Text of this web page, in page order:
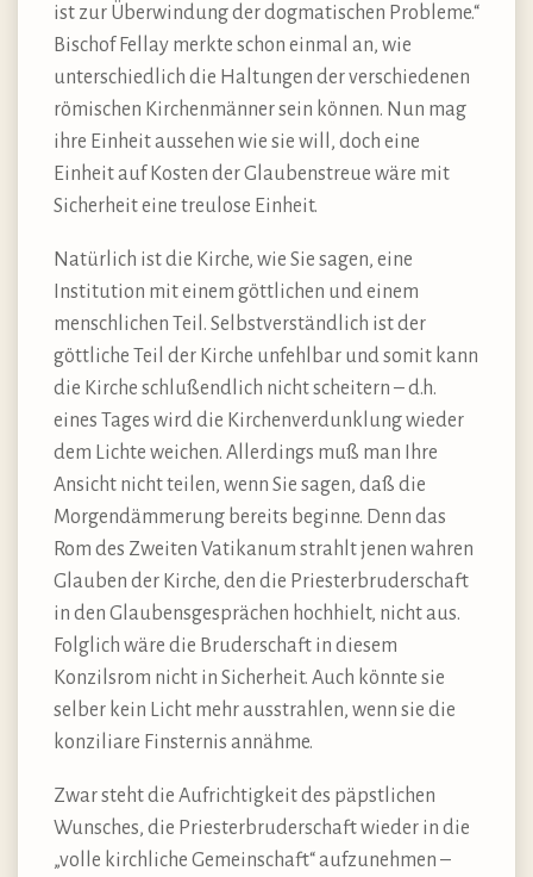
ist zur Überwindung der dogmatischen Probleme.“
Bischof Fellay merkte schon einmal an, wie
unterschiedlich die Haltungen der verschiedenen
römischen Kirchenmänner sein können. Nun mag
ihre Einheit aussehen wie sie will, doch eine
Einheit auf Kosten der Glaubenstreue wäre mit
Sicherheit eine treulose Einheit.
Natürlich ist die Kirche, wie Sie sagen, eine
Institution mit einem göttlichen und einem
menschlichen Teil. Selbstverständlich ist der
göttliche Teil der Kirche unfehlbar und somit kann
die Kirche schlußendlich nicht scheitern – d.h.
eines Tages wird die Kirchenverdunklung wieder
dem Lichte weichen. Allerdings muß man Ihre
Ansicht nicht teilen, wenn Sie sagen, daß die
Morgendämmerung bereits beginne. Denn das
Rom des Zweiten Vatikanum strahlt jenen wahren
Glauben der Kirche, den die Priesterbruderschaft
in den Glaubensgesprächen hochhielt, nicht aus.
Folglich wäre die Bruderschaft in diesem
Konzilsrom nicht in Sicherheit. Auch könnte sie
selber kein Licht mehr ausstrahlen, wenn sie die
konziliare Finsternis annähme.
Zwar steht die Aufrichtigkeit des päpstlichen
Wunsches, die Priesterbruderschaft wieder in die
„volle kirchliche Gemeinschaft“ aufzunehmen –